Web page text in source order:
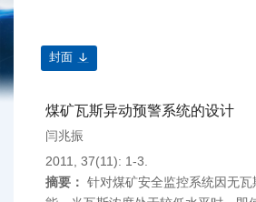
封面
煤矿瓦斯异动预警系统的设计
闫兆振
2011, 37(11): 1-3.
摘要： 针对煤矿安全监控系统因无